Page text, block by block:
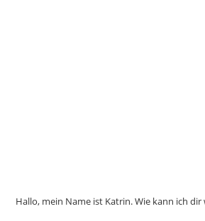
Hallo, mein Name ist Katrin. Wie kann ich